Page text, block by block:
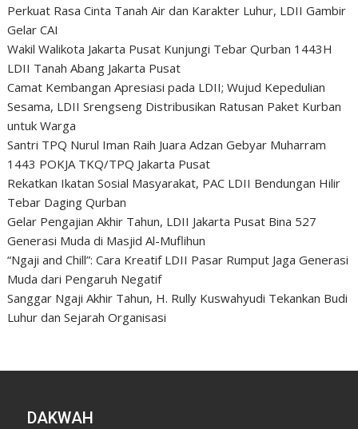
Perkuat Rasa Cinta Tanah Air dan Karakter Luhur, LDII Gambir
Gelar CAI
Wakil Walikota Jakarta Pusat Kunjungi Tebar Qurban 1443H
LDII Tanah Abang Jakarta Pusat
Camat Kembangan Apresiasi pada LDII; Wujud Kepedulian
Sesama, LDII Srengseng Distribusikan Ratusan Paket Kurban
untuk Warga
Santri TPQ Nurul Iman Raih Juara Adzan Gebyar Muharram
1443 POKJA TKQ/TPQ Jakarta Pusat
Rekatkan Ikatan Sosial Masyarakat, PAC LDII Bendungan Hilir
Tebar Daging Qurban
Gelar Pengajian Akhir Tahun, LDII Jakarta Pusat Bina 527
Generasi Muda di Masjid Al-Muflihun
“Ngaji and Chill”: Cara Kreatif LDII Pasar Rumput Jaga Generasi
Muda dari Pengaruh Negatif
Sanggar Ngaji Akhir Tahun, H. Rully Kuswahyudi Tekankan Budi
Luhur dan Sejarah Organisasi
DAKWAH